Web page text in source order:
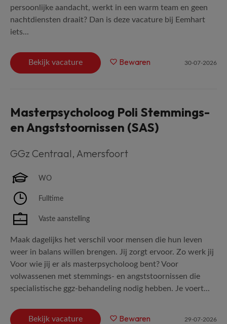
persoonlijke aandacht, werkt in een warm team en geen
nachtdiensten draait? Dan is deze vacature bij Eemhart
iets...
Bekijk vacature Bewaren 30-07-2026
Masterpsycholoog Poli Stemmings-
en Angststoornissen (SAS)
GGz Centraal, Amersfoort
WO
Fulltime
Vaste aanstelling
Maak dagelijks het verschil voor mensen die hun leven
weer in balans willen brengen. Jij zorgt ervoor. Zo werk jij
Voor wie jij er als masterpsycholoog bent? Voor
volwassenen met stemmings- en angststoornissen die
specialistische ggz-behandeling nodig hebben. Je voert...
Bekijk vacature Bewaren 29-07-2026